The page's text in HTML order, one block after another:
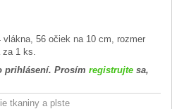
56 očiek na 10 cm, rozmer
1 ks.
prihlásení. Prosím registrujte sa,
tkaniny a plste